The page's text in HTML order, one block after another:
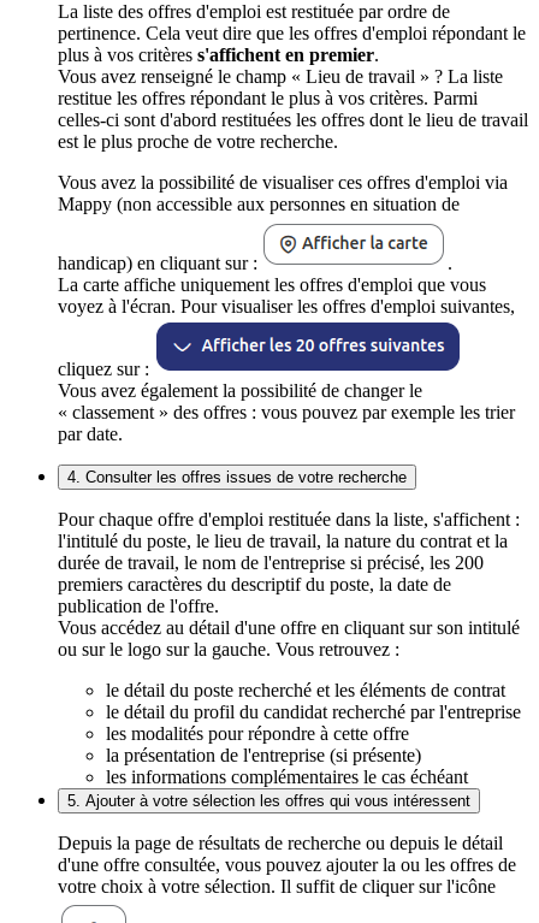
La liste des offres d'emploi est restituée par ordre de
pertinence. Cela veut dire que les offres d'emploi répondant le
plus à vos critères s'affichent en premier.
Vous avez renseigné le champ « Lieu de travail » ? La liste
restitue les offres répondant le plus à vos critères. Parmi
celles-ci sont d'abord restituées les offres dont le lieu de travail
est le plus proche de votre recherche.
Vous avez la possibilité de visualiser ces offres d'emploi via
Mappy (non accessible aux personnes en situation de
handicap) en cliquant sur :
.
La carte affiche uniquement les offres d'emploi que vous
voyez à l'écran. Pour visualiser les offres d'emploi suivantes,
cliquez sur :
Vous avez également la possibilité de changer le
« classement » des offres : vous pouvez par exemple les trier
par date.
4. Consulter les offres issues de votre recherche
Pour chaque offre d'emploi restituée dans la liste, s'affichent :
l'intitulé du poste, le lieu de travail, la nature du contrat et la
durée de travail, le nom de l'entreprise si précisé, les 200
premiers caractères du descriptif du poste, la date de
publication de l'offre.
Vous accédez au détail d'une offre en cliquant sur son intitulé
ou sur le logo sur la gauche. Vous retrouvez :
le détail du poste recherché et les éléments de contrat
le détail du profil du candidat recherché par l'entreprise
les modalités pour répondre à cette offre
la présentation de l'entreprise (si présente)
les informations complémentaires le cas échéant
5. Ajouter à votre sélection les offres qui vous intéressent
Depuis la page de résultats de recherche ou depuis le détail
d'une offre consultée, vous pouvez ajouter la ou les offres de
votre choix à votre sélection. Il suffit de cliquer sur l'icône